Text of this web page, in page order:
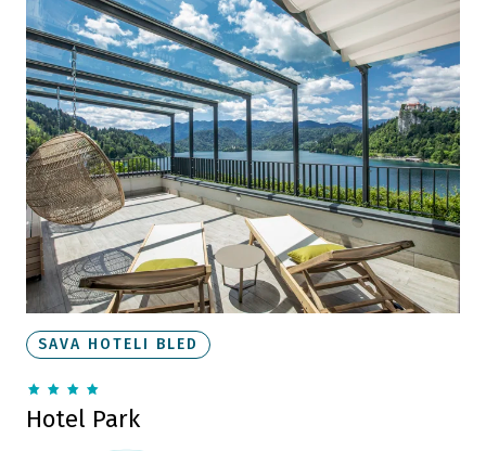
SAVA HOTELI BLED
Hotel Park